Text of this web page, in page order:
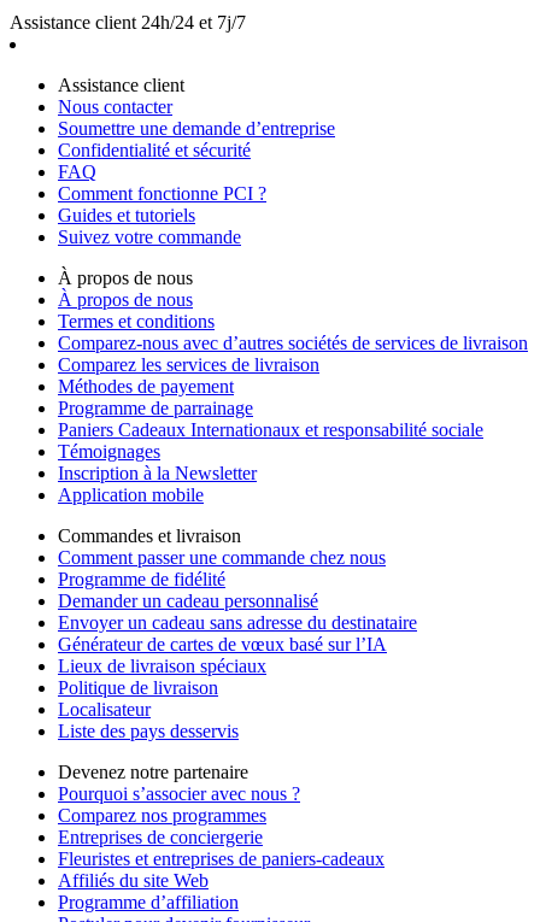
Assistance client 24h/24 et 7j/7
Assistance client
Nous contacter
Soumettre une demande d’entreprise
Confidentialité et sécurité
FAQ
Comment fonctionne PCI ?
Guides et tutoriels
Suivez votre commande
À propos de nous
À propos de nous
Termes et conditions
Comparez-nous avec d’autres sociétés de services de livraison
Comparez les services de livraison
Méthodes de payement
Programme de parrainage
Paniers Cadeaux Internationaux et responsabilité sociale
Témoignages
Inscription à la Newsletter
Application mobile
Commandes et livraison
Comment passer une commande chez nous
Programme de fidélité
Demander un cadeau personnalisé
Envoyer un cadeau sans adresse du destinataire
Générateur de cartes de vœux basé sur l’IA
Lieux de livraison spéciaux
Politique de livraison
Localisateur
Liste des pays desservis
Devenez notre partenaire
Pourquoi s’associer avec nous ?
Comparez nos programmes
Entreprises de conciergerie
Fleuristes et entreprises de paniers-cadeaux
Affiliés du site Web
Programme d’affiliation